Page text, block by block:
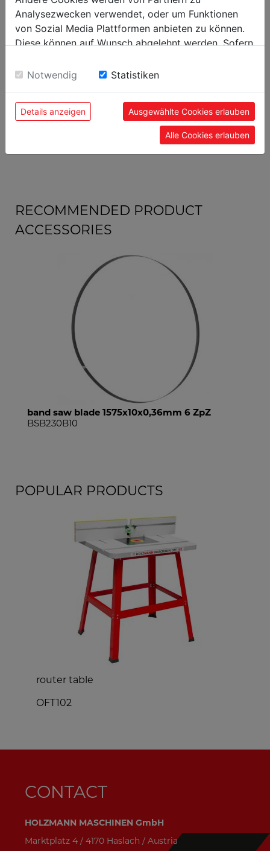
packaging
packaging height in mm
335
packaging length in mm
general data
9120058372803
RECOMMENDED PRODUCT
ACCESSORIES
saw blade 1575x10x0,36mm 6 ZpZ
POPULAR PRODUCTS
router table
OFT102
CONTACT
HOLZMANN MASCHINEN GmbH
Marktplatz 4 / 4170 Haslach / Austria
Analysezwecken verwendet, oder um Funktionen
von Sozial Media Plattformen anbieten zu können.
Diese können auf Wunsch abgelehnt werden. Sofern
Einwilligung zu unseren Cookies.
Notwendig Statistiken
Details anzeigen Ausgewählte Cookies erlauben
Alle Cookies erlauben